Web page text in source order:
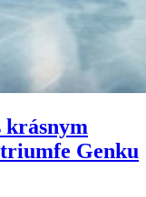
krásnym
Genku